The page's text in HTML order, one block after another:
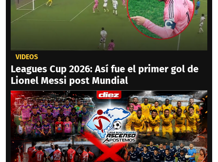
VIDEOS
Leagues Cup 2026: Así fue el primer gol de
Lionel Messi post Mundial